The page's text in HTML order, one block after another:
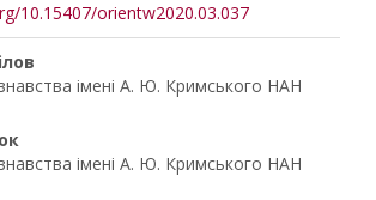
10.15407/orientw2020.03.037
імені А. Ю. Кримського НАН
імені А. Ю. Кримського НАН